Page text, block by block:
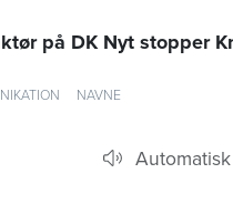
på DK Nyt stopper
NAVNE